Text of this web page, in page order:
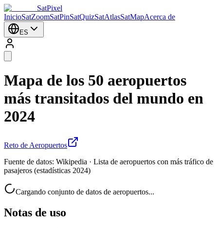
SatPixel
InicioSatZoomSatPinSatQuizSatAtlasSatMapAcerca de
ES
Mapa de los 50 aeropuertos
más transitados del mundo en
2024
Reto de Aeropuertos
Fuente de datos: Wikipedia · Lista de aeropuertos con más tráfico de
pasajeros (estadísticas 2024)
Cargando conjunto de datos de aeropuertos...
Notas de uso